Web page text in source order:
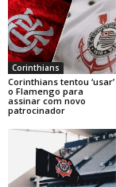
Corinthians
Corinthians tentou ‘usar’
o Flamengo para
assinar com novo
patrocinador